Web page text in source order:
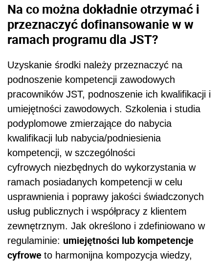
Na co można dokładnie otrzymać i
przeznaczyć dofinansowanie w w
ramach programu dla JST?
Uzyskanie środki należy przeznaczyć na
podnoszenie kompetencji zawodowych
pracowników JST, podnoszenie ich kwalifikacji i
umiejętności zawodowych. Szkolenia i studia
podyplomowe zmierzające do nabycia
kwalifikacji lub nabycia/podniesienia
kompetencji, w szczególności
cyfrowych niezbędnych do wykorzystania w
ramach posiadanych kompetencji w celu
usprawnienia i poprawy jakości świadczonych
usług publicznych i współpracy z klientem
zewnętrznym. Jak określono i zdefiniowano w
regulaminie: umiejętności lub kompetencje
cyfrowe to harmonijna kompozycja wiedzy,